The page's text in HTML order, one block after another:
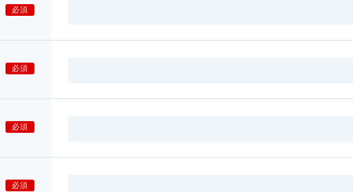
必須
必須
必須
必須